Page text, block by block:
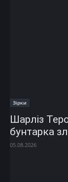
Зірки
Шарліз
бунтарка
05.08.2026